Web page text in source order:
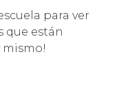
para ver
que están
mismo!